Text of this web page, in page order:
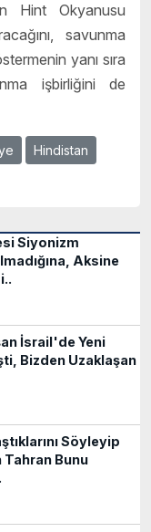
Hint Okyanusu
savunma
yanı sıra
işbirliğini de
Hindistan
Siyonizm
Aksine
İsrail'de Yeni
Bizden Uzaklaşan
Söyleyip
Tahran Bunu